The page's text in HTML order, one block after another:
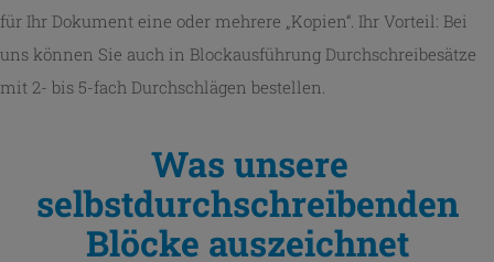
für Ihr Dokument eine oder mehrere „Kopien“. Ihr Vorteil: Bei
uns können Sie auch in Blockausführung Durchschreibesätze
mit 2- bis 5-fach Durchschlägen bestellen.
Was unsere
selbstdurchschreibenden
Blöcke auszeichnet